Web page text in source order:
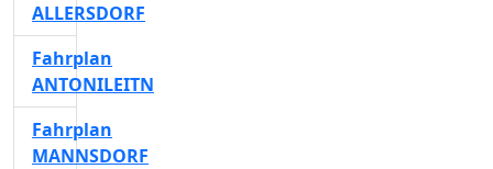
ALLERSDORF
Fahrplan
ANTONILEITN
Fahrplan
MANNSDORF